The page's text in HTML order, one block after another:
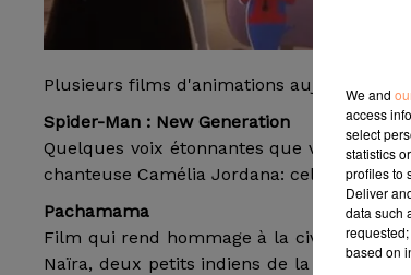
Plusieurs films d'animations aujourd'hui
Spider-Man : New Generation
Quelques voix étonnantes que vous
chanteuse Camélia Jordana: celles des
Pachamama
Film qui rend hommage à la civilisation
Naïra, deux petits indiens de la Cordillère
We and
access
select
statistics
profiles to
Deliver
data such
based on